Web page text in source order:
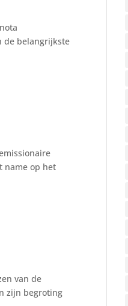
de belangrijkste
name op het
van de
zijn begroting